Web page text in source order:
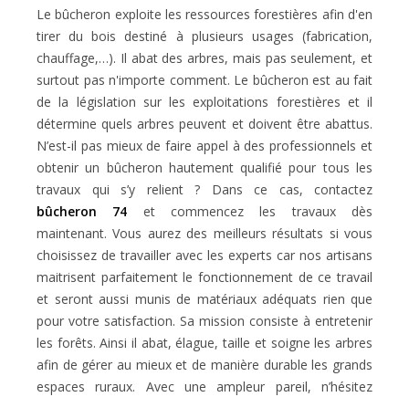
Le bûcheron exploite les ressources forestières afin d'en
tirer du bois destiné à plusieurs usages (fabrication,
chauffage,…). Il abat des arbres, mais pas seulement, et
surtout pas n'importe comment. Le bûcheron est au fait
de la législation sur les exploitations forestières et il
détermine quels arbres peuvent et doivent être abattus.
N’est-il pas mieux de faire appel à des professionnels et
obtenir un bûcheron hautement qualifié pour tous les
travaux qui s’y relient ? Dans ce cas, contactez
bûcheron 74 et commencez les travaux dès
maintenant. Vous aurez des meilleurs résultats si vous
choisissez de travailler avec les experts car nos artisans
maitrisent parfaitement le fonctionnement de ce travail
et seront aussi munis de matériaux adéquats rien que
pour votre satisfaction. Sa mission consiste à entretenir
les forêts. Ainsi il abat, élague, taille et soigne les arbres
afin de gérer au mieux et de manière durable les grands
espaces ruraux. Avec une ampleur pareil, n’hésitez